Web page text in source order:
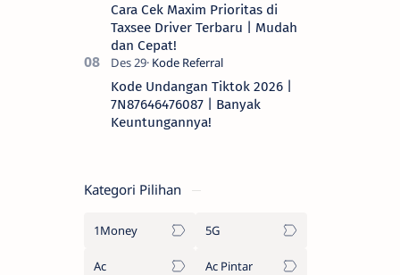
Cara Cek Maxim Prioritas di
Taxsee Driver Terbaru | Mudah
dan Cepat!
Kode Undangan Tiktok 2026 |
7N87646476087 | Banyak
Keuntungannya!
Kategori Pilihan
1Money 5G
Ac Ac Pintar